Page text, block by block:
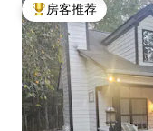
热门「房客推荐」
房客推荐